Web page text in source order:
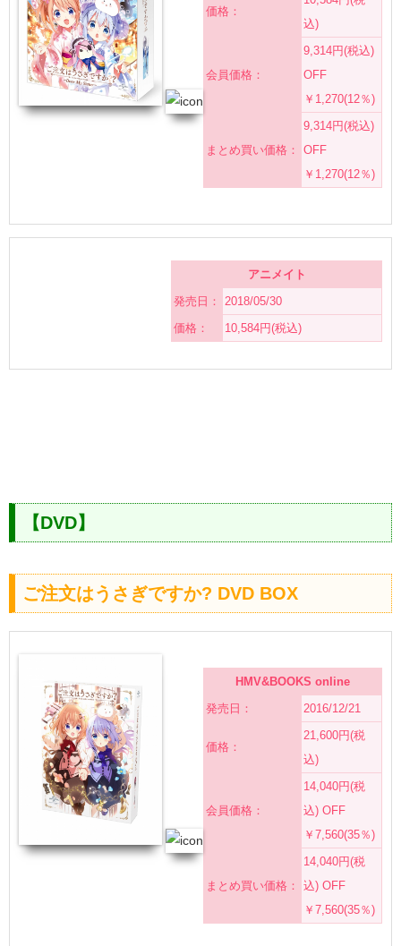
価格：
込)
会員価格：
9,314円(税込)
OFF
￥1,270(12％)
まとめ買い価格：
9,314円(税込)
OFF
￥1,270(12％)
アニメイト
発売日：
2018/05/30
価格：
10,584円(税込)
【DVD】
ご注文はうさぎですか? DVD BOX
HMV&BOOKS online
発売日：
2016/12/21
価格：
21,600円(税
込)
会員価格：
14,040円(税
込) OFF
￥7,560(35％)
まとめ買い価格：
14,040円(税
込) OFF
￥7,560(35％)